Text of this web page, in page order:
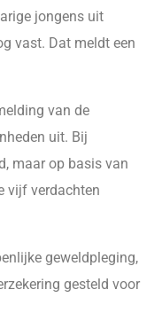
jongens uit
vast. Dat meldt een
van de
uit. Bij
maar op basis van
vijf verdachten
geweldpleging,
gesteld voor